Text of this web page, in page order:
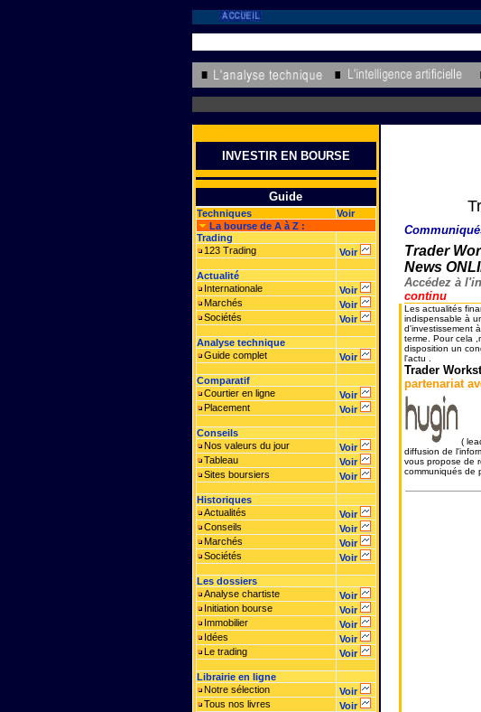
INVESTIR EN BOURSE
Guide
Techniques
Voir
La bourse de A à Z :
Trading
123 Trading
Voir
Actualité
Internationale
Voir
Marchés
Voir
Sociétés
Voir
Analyse technique
Guide complet
Voir
Comparatif
Courtier en ligne
Voir
Placement
Voir
Conseils
Nos valeurs du jour
Voir
Tableau
Voir
Sites boursiers
Voir
Historiques
Actualités
Voir
Conseils
Voir
Marchés
Voir
Sociétés
Voir
Les dossiers
Analyse chartiste
Voir
Initiation bourse
Voir
Immobilier
Voir
Idées
Voir
Le trading
Voir
Librairie en ligne
Notre sélection
Voir
Tous nos livres
Voir
Trader
News
Accédez à
continu
Les actualités
indispensable à
d'investissement
terme. Pour cela
disposition un
l'actu .
Trader
partenariat
(
diffusion de
vous propose de
communiqués de